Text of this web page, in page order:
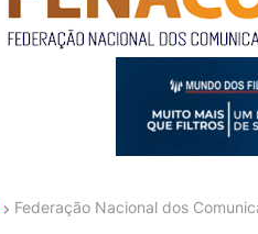
Federação Nacional dos